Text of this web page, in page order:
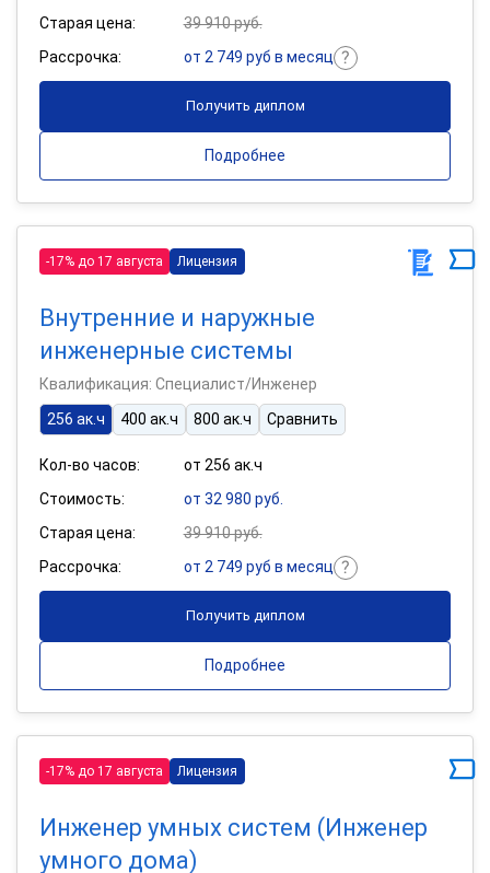
Старая цена:
39 910 руб.
Рассрочка:
от 2 749 руб в месяц
Получить диплом
Подробнее
-17% до 17 августа Лицензия
Внутренние и наружные
инженерные системы
Квалификация: Специалист/Инженер
256 ак.ч
400 ак.ч 800 ак.ч Сравнить
Кол-во часов:
от 256 ак.ч
Стоимость:
от 32 980 руб.
Старая цена:
39 910 руб.
Рассрочка:
от 2 749 руб в месяц
Получить диплом
Подробнее
-17% до 17 августа Лицензия
Инженер умных систем (Инженер
умного дома)